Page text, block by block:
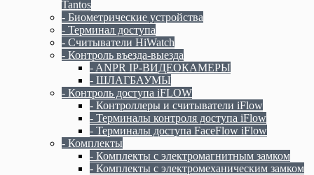
Tantos
- Биометрические устройства
- Терминал доступа
- Считыватели HiWatch
- Контроль въезда-выезда
- ANPR IP-ВИДЕОКАМЕРЫ
- ШЛАГБАУМЫ
- Контроль доступа iFLOW
- Контроллеры и считыватели iFlow
- Терминалы контроля доступа iFlow
- Терминалы доступа FaceFlow iFlow
- Комплекты
- Комплекты c электромагнитным замком
- Комплекты с электромеханическим замком